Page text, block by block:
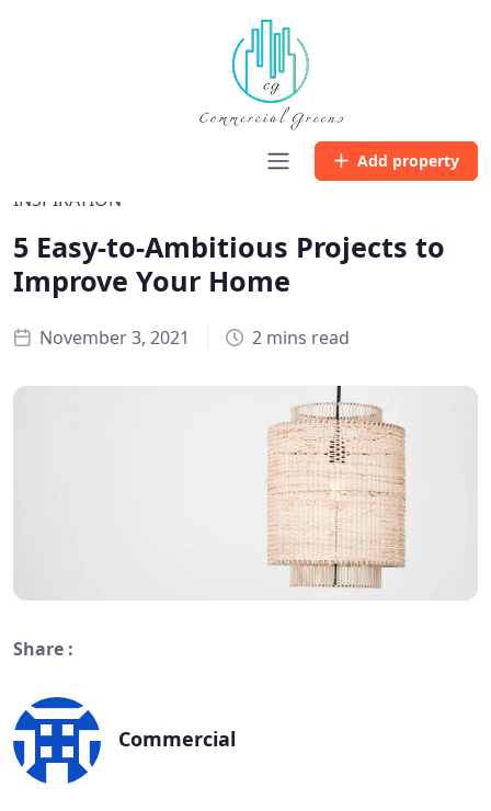
Add property
5 Easy-to-Ambitious Projects to Improve Your Home
INSPIRATION
5 Easy-to-Ambitious Projects to
Improve Your Home
November 3, 2021 2 mins read
Share :
Commercial